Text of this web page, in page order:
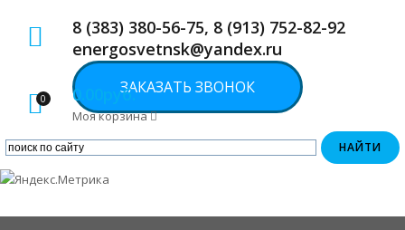
8 (383) 380-56-75, 8 (913) 752-82-92
energosvetnsk@yandex.ru
ЗАКАЗАТЬ ЗВОНОК
0 0.00руб.
Моя корзина